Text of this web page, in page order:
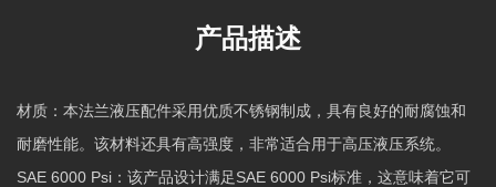
产品描述
材质：本法兰液压配件采用优质不锈钢制成，具有良好的耐腐蚀和
耐磨性能。该材料还具有高强度，非常适合用于高压液压系统。
SAE 6000 Psi：该产品设计满足SAE 6000 Psi标准，这意味着它可